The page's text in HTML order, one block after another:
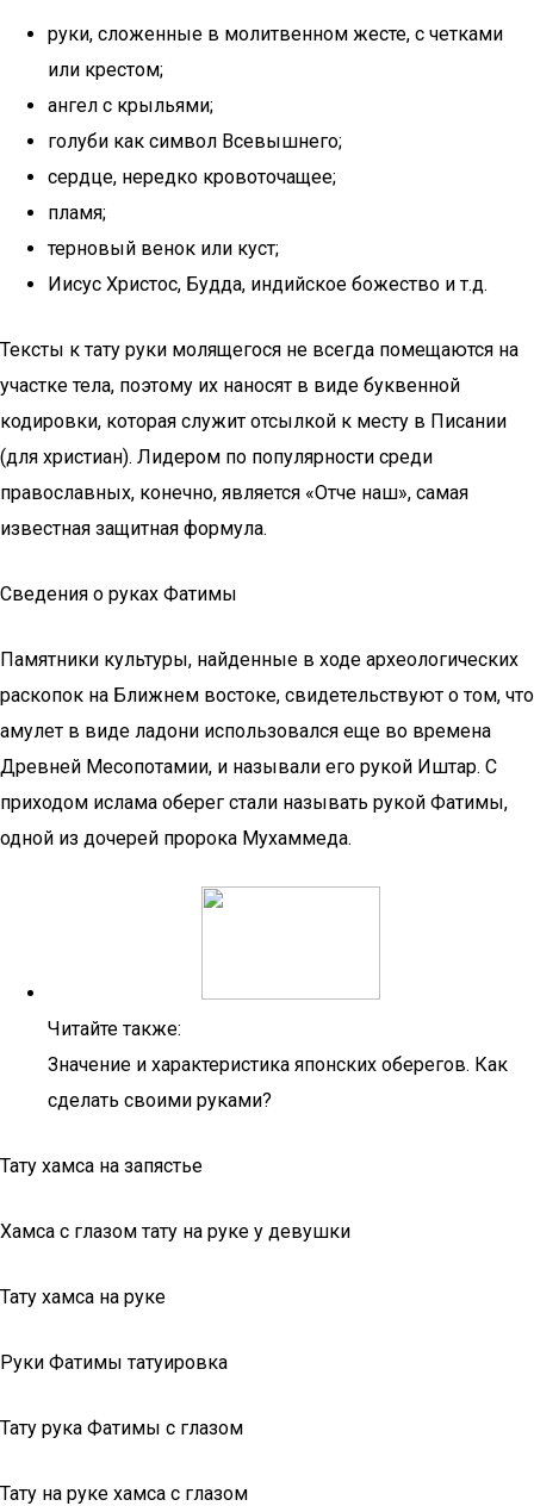
руки, сложенные в молитвенном жесте, с четками
или крестом;
ангел с крыльями;
голуби как символ Всевышнего;
сердце, нередко кровоточащее;
пламя;
терновый венок или куст;
Иисус Христос, Будда, индийское божество и т.д.
Тексты к тату руки молящегося не всегда помещаются на
участке тела, поэтому их наносят в виде буквенной
кодировки, которая служит отсылкой к месту в Писании
(для христиан). Лидером по популярности среди
православных, конечно, является «Отче наш», самая
известная защитная формула.
Сведения о руках Фатимы
Памятники культуры, найденные в ходе археологических
раскопок на Ближнем востоке, свидетельствуют о том, что
амулет в виде ладони использовался еще во времена
Древней Месопотамии, и называли его рукой Иштар. С
приходом ислама оберег стали называть рукой Фатимы,
одной из дочерей пророка Мухаммеда.
Читайте также:
Значение и характеристика японских оберегов. Как
сделать своими руками?
Тату хамса на запястье
Хамса с глазом тату на руке у девушки
Тату хамса на руке
Руки Фатимы татуировка
Тату рука Фатимы с глазом
Тату на руке хамса с глазом